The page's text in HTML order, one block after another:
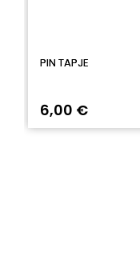
PIN TAPJE
6,00 €